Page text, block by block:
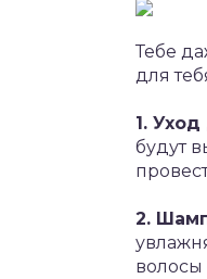
Тебе
для
1.
будут
2.
волосы